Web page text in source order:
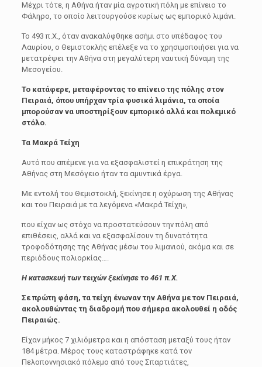
Μέχρι τότε, η Αθήνα ήταν μία αγροτική πόλη με επίνειο το
Φάληρο, το οποίο λειτουργούσε κυρίως ως εμπορικό λιμάνι.
Το 493 π.Χ., όταν ανακαλύφθηκε ασήμι στο υπέδαφος του
Λαυρίου, ο Θεμιστοκλής επέλεξε να το χρησιμοποιήσει για να
μετατρέψει την Αθήνα στη μεγαλύτερη ναυτική δύναμη της
Μεσογείου.
Το κατάφερε, μεταφέροντας το επίνειο της πόλης στον
Πειραιά, όπου υπήρχαν τρία φυσικά λιμάνια, τα οποία
μπορούσαν να υποστηρίξουν εμπορικό αλλά και πολεμικό
στόλο.
Τα Μακρά Τείχη
Αυτό που απέμενε για να εξασφαλιστεί η επικράτηση της
Αθήνας στη Μεσόγειο ήταν τα αμυντικά έργα.
Με εντολή του Θεμιστοκλή, ξεκίνησε η οχύρωση της Αθήνας
και του Πειραιά με τα λεγόμενα «Μακρά Τείχη»,
που είχαν ως στόχο να προστατεύσουν την πόλη από
επιθέσεις, αλλά και να εξασφαλίσουν τη δυνατότητα
τροφοδότησης της Αθήνας μέσω του λιμανιού, ακόμα και σε
περιόδους πολιορκίας….
Η κατασκευή των τειχών ξεκίνησε το 461 π.Χ.
Σε πρώτη φάση, τα τείχη ένωναν την Αθήνα με τον Πειραιά,
ακολουθώντας τη διαδρομή που σήμερα ακολουθεί η οδός
Πειραιώς.
Είχαν μήκος 7 χιλιόμετρα και η απόσταση μεταξύ τους ήταν
184 μέτρα. Μέρος τους καταστράφηκε κατά τον
Πελοποννησιακό πόλεμο από τους Σπαρτιάτες,